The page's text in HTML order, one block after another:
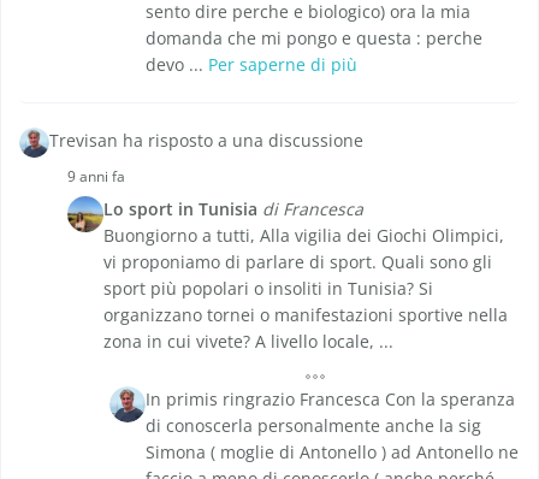
sento dire perche e biologico) ora la mia
domanda che mi pongo e questa : perche
devo ... Per saperne di più
Trevisan ha risposto a una discussione
9 anni fa
Lo sport in Tunisia di Francesca
Buongiorno a tutti, Alla vigilia dei Giochi Olimpici,
vi proponiamo di parlare di sport. Quali sono gli
sport più popolari o insoliti in Tunisia? Si
organizzano tornei o manifestazioni sportive nella
zona in cui vivete? A livello locale, ...
In primis ringrazio Francesca Con la speranza
di conoscerla personalmente anche la sig
Simona ( moglie di Antonello ) ad Antonello ne